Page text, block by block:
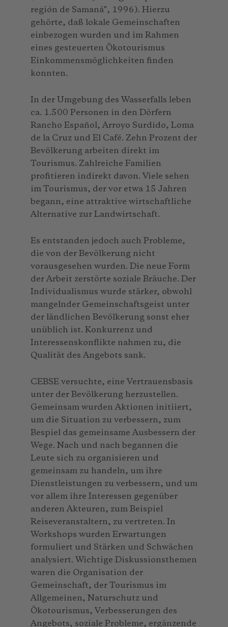
región de Samaná", 1996). Hierzu
gehörte, daß lokale Gemeinschaften
einbezogen wurden und im Rahmen
eines gesteuerten Ökotourismus
Einkommensmöglichkeiten finden
konnten.
In der Umgebung des Wasserfalls leben
ca. 1.500 Personen in den Dörfern
Rancho Español, Arroyo Surdido, Loma
de la Cruz und El Café. Zehn Prozent der
Bevölkerung arbeiten direkt im
Tourismus. Zahlreiche Familien
profitieren indirekt davon. Viele sehen
im Tourismus, der vor etwa 15 Jahren
begann, eine attraktive wirtschaftliche
Alternative zur Landwirtschaft.
Es entstanden jedoch auch Probleme,
die von der Bevölkerung nicht
vorausgesehen wurden. Die neue Form
der Arbeit zerstörte soziale Bräuche. Der
Individualismus wurde stärker, obwohl
mangelnder Gemeinschaftsgeist unter
der ländlichen Bevölkerung sonst eher
unüblich ist. Konkurrenz und
Interessenskonflikte nahmen zu, die
Qualität des Angebots sank.
CEBSE versuchte, eine Vertrauensbasis
unter der Bevölkerung herzustellen.
Gemeinsam wurden Aktionen initiiert,
um die Situation zu verbessern, zum
Bespiel das gemeinsame Ausbessern der
Wege. Nach und nach begannen die
Leute sich zu organisieren und
gemeinsam zu handeln, um ihre
Dienstleistungen zu verbessern, und um
vor allem ihre Interessen gegenüber
anderen Akteuren, zum Beispiel
Reiseveranstaltern, zu vertreten. In
Workshops wurden Erwartungen
formuliert und Stärken und Schwächen
analysiert. Wichtige Diskussionsthemen
waren die Organisation der
Gemeinschaft, der Tourismus im
Allgemeinen, Naturschutz und
Ökotourismus, Verbesserungen des
Angebots, soziale Probleme, ergänzende